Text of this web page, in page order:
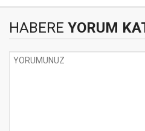
HABERE YORUM